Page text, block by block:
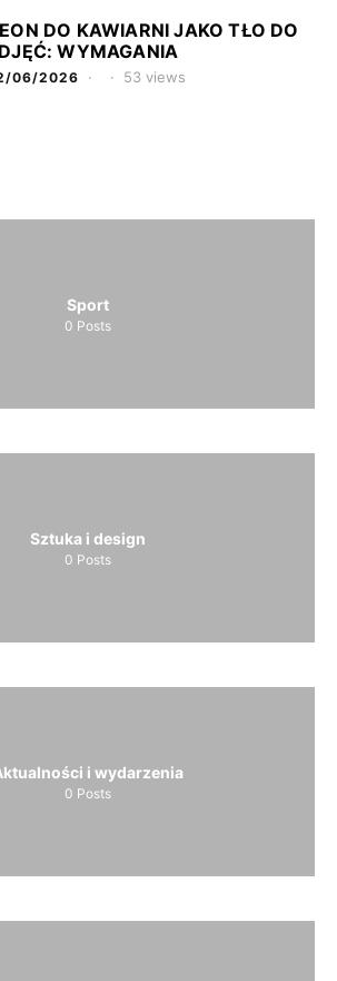
DO KAWIARNI JAKO TŁO DO
WYMAGANIA
06/2026 53 views
Sport
0 Posts
Sztuka i design
0 Posts
i wydarzenia
0 Posts